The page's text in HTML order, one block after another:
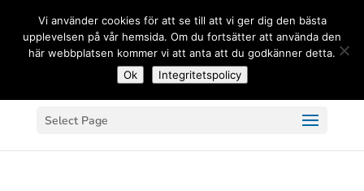
Select Page
Vi använder cookies för att se till att vi ger dig den bästa
upplevelsen på vår hemsida. Om du fortsätter att använda den
här webbplatsen kommer vi att anta att du godkänner detta.
Ok
Integritetspolicy